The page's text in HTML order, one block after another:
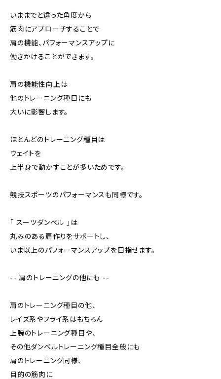
いままでと違った角度から
筋肉にアプローチすることで
肩の機能、パフォーマンスアップに
働きかけることができます。
肩の機能性向上は
他のトレーニング種目にも
大いに影響します。
ほとんどのトレーニング種目は
ウェイトを
上半身で動かすことが多いためです。
競技スポーツのパフォーマンスも同様です。
「 スーツダンベル 」は
丸みのある肩作りをサポートし、
いま以上のパフォーマンスアップを目指せます。
-- 肩のトレーニングの他にも --
肩のトレーニング種目の他、
レイズ系やフライ系はもちろん
上腕のトレーニング種目や、
その他ダンベルトレーニング種目全般にも
肩のトレーニング同様、
目的の筋肉に